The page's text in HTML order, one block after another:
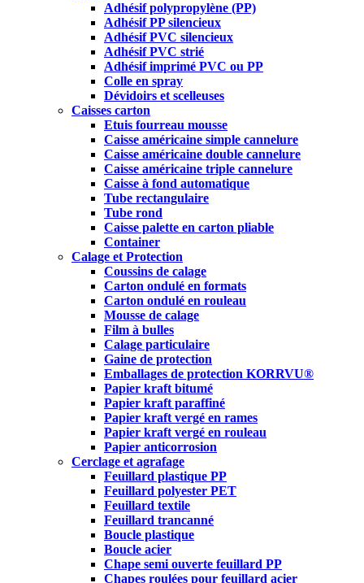
Adhésif polypropylène (PP)
Adhésif PP silencieux
Adhésif PVC silencieux
Adhésif PVC strié
Adhésif imprimé PVC ou PP
Colle en spray
Dévidoirs et scelleuses
Caisses carton
Etuis fourreau mousse
Caisse américaine simple cannelure
Caisse américaine double cannelure
Caisse américaine triple cannelure
Caisse à fond automatique
Tube rectangulaire
Tube rond
Caisse palette en carton pliable
Container
Calage et Protection
Coussins de calage
Carton ondulé en formats
Carton ondulé en rouleau
Mousse de calage
Film à bulles
Calage particulaire
Gaine de protection
Emballages de protection KORRVU®
Papier kraft bitumé
Papier kraft paraffiné
Papier kraft vergé en rames
Papier kraft vergé en rouleau
Papier anticorrosion
Cerclage et agrafage
Feuillard plastique PP
Feuillard polyester PET
Feuillard textile
Feuillard trancanné
Boucle plastique
Boucle acier
Chape semi ouverte feuillard PP
Chapes roulées pour feuillard acier